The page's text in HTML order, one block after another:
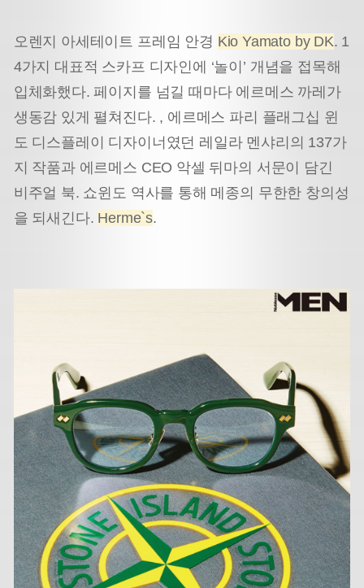
오렌지 아세테이트 프레임 안경 Kio Yamato by DK. 1
4가지 대표적 스카프 디자인에 ‘놀이’ 개념을 접목해
입체화했다. 페이지를 넘길 때마다 에르메스 까레가
생동감 있게 펼쳐진다. , 에르메스 파리 플래그십 윈
도 디스플레이 디자이너였던 레일라 멘샤리의 137가
지 작품과 에르메스 CEO 악셀 뒤마의 서문이 담긴
비주얼 북. 쇼윈도 역사를 통해 메종의 무한한 창의성
을 되새긴다. Herme`s.